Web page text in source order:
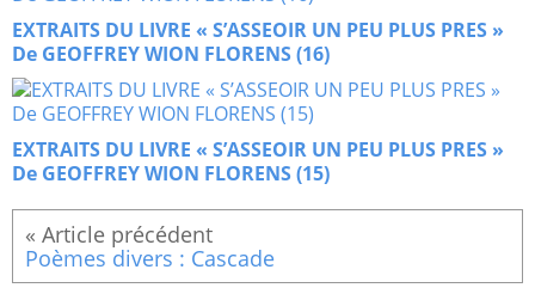
EXTRAITS DU LIVRE « S’ASSEOIR UN PEU PLUS PRES »
De GEOFFREY WION FLORENS (16)
EXTRAITS DU LIVRE « S’ASSEOIR UN PEU PLUS PRES »
De GEOFFREY WION FLORENS (15)
Poèmes divers : Cascade